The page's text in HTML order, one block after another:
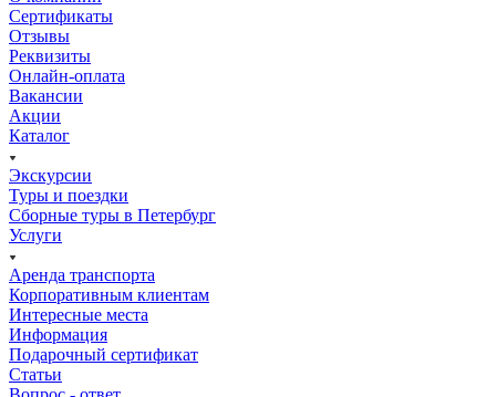
потрясающий и незабываемый тур! Отдельное спасибо
нашему гиду Игорю, который все три дня был с нами,
мы слушали вас с огромным удовольствием, столько
интересного вы нам поведали за это время. Спасибо
огромное Эксперт Туру и Анастасии за наш отдых в
Санкт-Петербурге с 22 июля по 25 июля! Надеемся, что
увидимся ещё не раз и посмотрим с вами то, что не
удалось в этот раз!
Сертификаты
Отзывы
Реквизиты
Онлайн-оплата
Вакансии
Акции
Каталог
Экскурсии
Туры и поездки
Сборные туры в Петербург
Услуги
Аренда транспорта
Корпоративным клиентам
Интересные места
Информация
Подарочный сертификат
Статьи